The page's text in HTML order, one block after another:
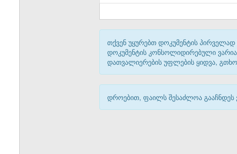
თქვენ უყურებთ დოკუმენტის პირველად
დოკუმენტის კონსოლიდირებული
დათვალიერების უფლების ყიდვა,
დროებით, ფაილს შესაძლოა გააჩნდეს